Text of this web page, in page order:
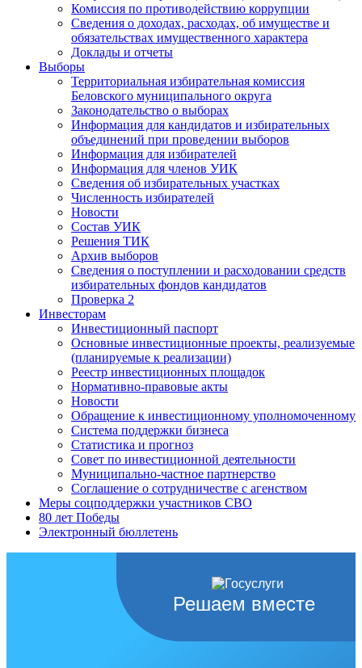
Комиссия по противодействию коррупции
Сведения о доходах, расходах, об имуществе и
обязательствах имущественного характера
Доклады и отчеты
Выборы
Территориальная избирательная комиссия
Беловского муниципального округа
Законодательство о выборах
Информация для кандидатов и избирательных
объединений при проведении выборов
Информация для избирателей
Информация для членов УИК
Сведения об избирательных участках
Численность избирателей
Новости
Состав УИК
Решения ТИК
Архив выборов
Сведения о поступлении и расходовании средств
избирательных фондов кандидатов
Проверка 2
Инвесторам
Инвестиционный паспорт
Основные инвестиционные проекты, реализуемые
(планируемые к реализации)
Реестр инвестиционных площадок
Нормативно-правовые акты
Новости
Обращение к инвестиционному уполномоченному
Система поддержки бизнеса
Статистика и прогноз
Совет по инвестиционной деятельности
Муниципально-частное партнерство
Соглашение о сотрудничестве с агенством
Меры соцподдержки участников СВО
80 лет Победы
Электронный бюллетень
Решаем вместе